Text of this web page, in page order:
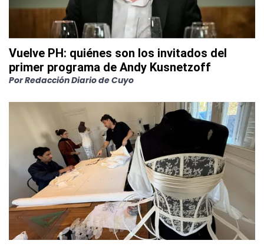
Vuelve PH: quiénes son los invitados del
primer programa de Andy Kusnetzoff
PorRedacción Diario de Cuyo